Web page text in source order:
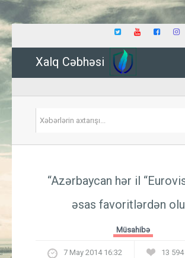
Xalq Cəbhəsi
“Azərbaycan hər il
əsas favoritlərdən
Müsahibə
7 May 2014 16:32 13 594